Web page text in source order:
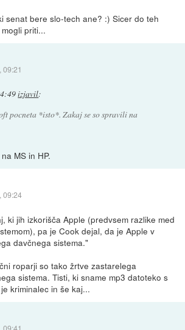
senat bere slo-tech ane? :) Sicer do teh
priti...
09:21
izjavil:
pocneta *isto*. Zakaj se so spravili na
MS in HP.
09:24
ki jih izkorišča Apple (predvsem razlike med
pa je Cook dejal, da je Apple v
davčnega sistema."
roparji so tako žrtve zastarelega
sistema. Tisti, ki sname mp3 datoteko s
kriminalec in še kaj...
09:41